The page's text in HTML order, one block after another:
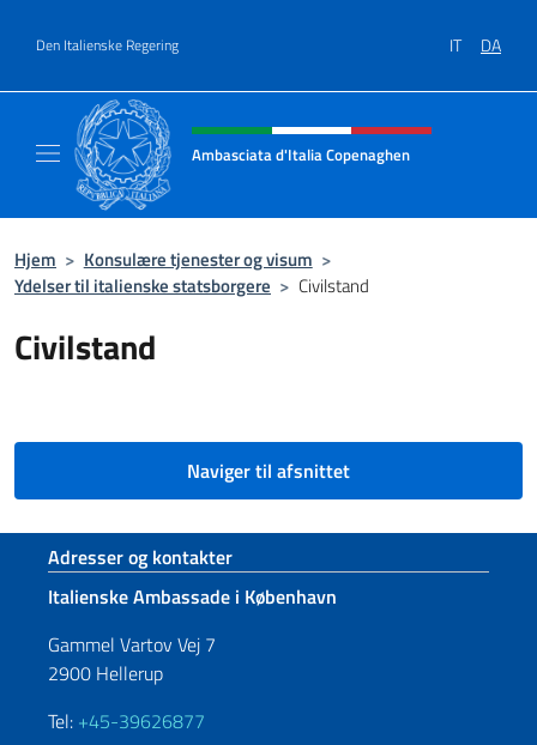
Den Italienske Regering IT DA
Hjemmesidehoved, sociale
Ambasciata d'Italia Copenaghen
Hjem > Konsulære tjenester og visum >
Ydelser til italienske statsborgere > Civilstand
Civilstand
Naviger til afsnittet
Sidefod sektion
Adresser og kontakter
Italienske Ambassade i København
Gammel Vartov Vej 7
2900 Hellerup
Tel: +45-39626877